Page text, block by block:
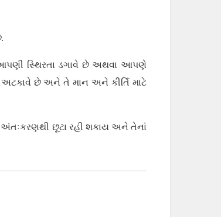
સ્થિરતા ડગાવે છે અથવા આપણે
છે અને તે માન અને કીર્તિ માટે
છૂટા રહી શકાય અને તેનાં